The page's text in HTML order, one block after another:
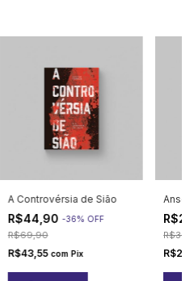
A Controvérsia de Sião
R$44,90 -36% OFF
R$69,90
R$43,55 com Pix